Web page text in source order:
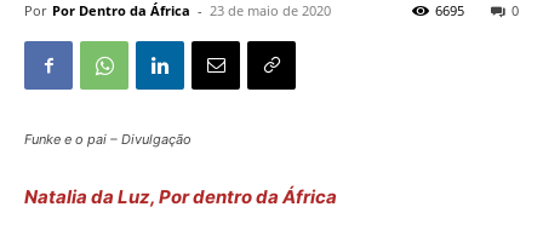
Por Por Dentro da África - 23 de maio de 2020 0
6695
Funke e o pai – Divulgação
Natalia da Luz, Por dentro da África